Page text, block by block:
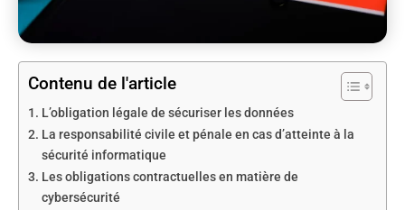
Contenu de l'article
L’obligation légale de sécuriser les données
La responsabilité civile et pénale en cas d’atteinte à la
sécurité informatique
Les obligations contractuelles en matière de
cybersécurité